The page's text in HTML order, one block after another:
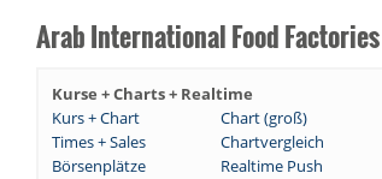
Arab International Food
Kurse + Charts + Realtime
Kurs + Chart
Chart (groß)
Times + Sales
Chartvergleich
Börsenplätze
Realtime Push